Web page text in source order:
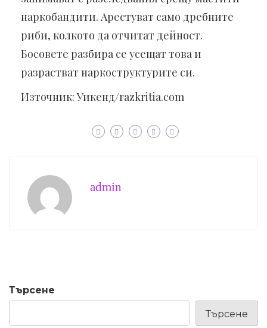
наркобандити. Арестуват само дребните
риби, колкото да отчитат дейност.
Босовете разбира се усещат това и
разрастват наркоструктурите си.
Източник: Уикенд/razkritia.com
admin
Търсене
Търсене